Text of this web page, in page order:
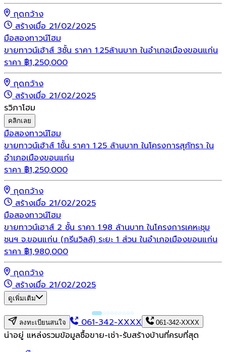
กุดกว้าง
สร้างเมื่อ 21/02/2025
มือสองทาวน์โฮม
ขายทาวน์เฮ้าส์ 3ชั้น ราคา 1.25ล้านบาท ในอำเภอเมืองขอนแก่น
ราคา ฿1,250,000
กุดกว้าง
สร้างเมื่อ 21/02/2025
รวิภาโฮม
คลิกเลย
มือสองทาวน์โฮม
ขายทาวน์เฮ้าส์ 1ชั้น ราคา 1.25 ล้านบาท ในโครงการสุภัทรา ใน
อำเภอเมืองขอนแก่น
ราคา ฿1,250,000
กุดกว้าง
สร้างเมื่อ 21/02/2025
มือสองทาวน์โฮม
ขายทาวน์เฮาส์ 2 ชั้น ราคา 1.98 ล้านบาท ในโครงการเคหะชุม
ชนฯ จ.ขอนแก่น (กรีนวิลล์) ระยะ 1 ส่วน ในอำเภอเมืองขอนแก่น
ราคา ฿1,980,000
กุดกว้าง
สร้างเมื่อ 21/02/2025
ดูเพิ่มเติม
ลงทะเบียนสนใจ 061-342-XXXX 061-342-XXXX
น่าอยู่ แหล่งรวมข้อมูลซื้อขาย-เช่า-รับสร้างบ้านที่ครบที่สุด